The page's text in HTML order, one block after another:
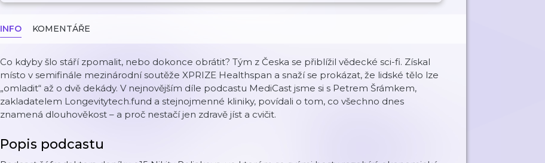
INFO KOMENTÁŘE
Co kdyby šlo stáří zpomalit, nebo dokonce obrátit? Tým z Česka se přiblížil vědecké sci-fi. Získal
místo v semifinále mezinárodní soutěže XPRIZE Healthspan a snaží se prokázat, že lidské tělo lze
„omladit“ až o dvě dekády. V nejnovějším díle podcastu MediCast jsme si s Petrem Šrámkem,
zakladatelem Longevitytech.fund a stejnojmenné kliniky, povídali o tom, co všechno dnes
znamená dlouhověkost – a proč nestačí jen zdravě jíst a cvičit.
Popis podcastu